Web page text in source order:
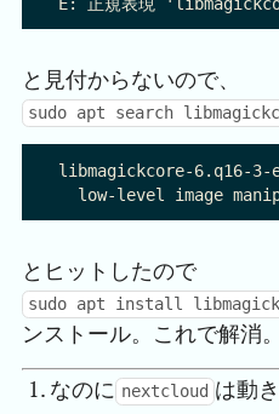
と見付からないので、
sudo apt search
libmagickcore-6.q16-
とヒットしたので
sudo apt install
ンストール。これで解消。
なのに nextcloud は動